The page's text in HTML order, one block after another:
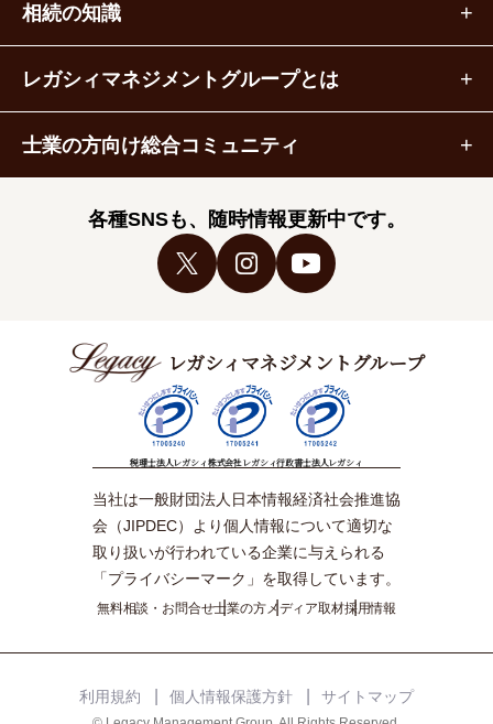
相続の知識
レガシィマネジメントグループとは
士業の方向け総合コミュニティ
各種SNSも、随時情報更新中です。
レガシィマネジメントグループ
税理士法人レガシィ株式会社レガシィ行政書士法人レガシィ
当社は一般財団法人日本情報経済社会推進協
会（JIPDEC）より個人情報について適切な
取り扱いが行われている企業に与えられる
「プライバシーマーク」を取得しています。
無料相談・お問合せ士業の方メディア取材採用情報
利用規約 個人情報保護方針 サイトマップ